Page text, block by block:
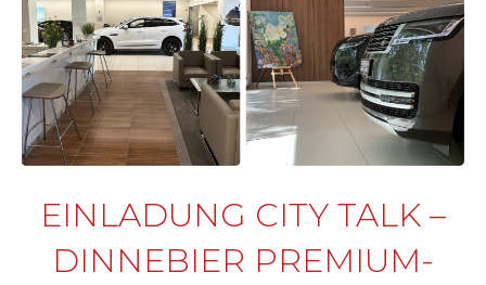
EINLADUNG CITY TALK –
DINNEBIER PREMIUM-